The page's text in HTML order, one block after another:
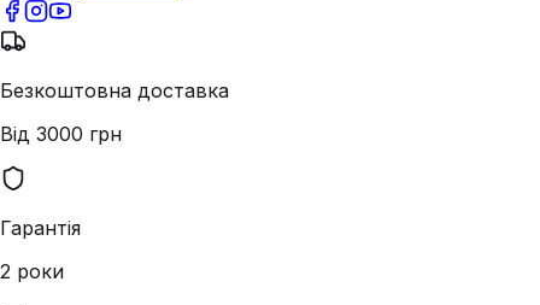
Безкоштовна доставка
Від 3000 грн
Гарантія
2 роки